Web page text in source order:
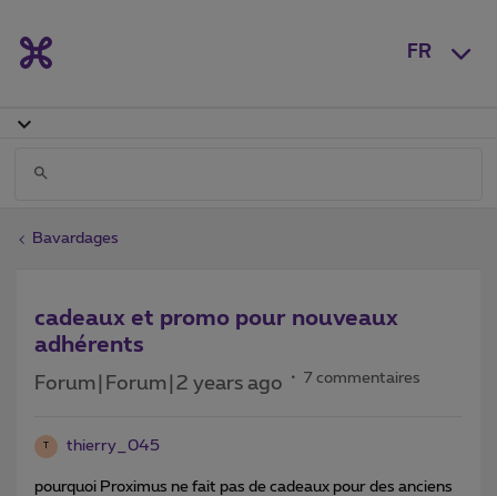
FR
Bavardages
cadeaux et promo pour nouveaux
adhérents
Forum|Forum|2 years ago 7 commentaires
thierry_045
pourquoi Proximus ne fait pas de cadeaux pour des anciens